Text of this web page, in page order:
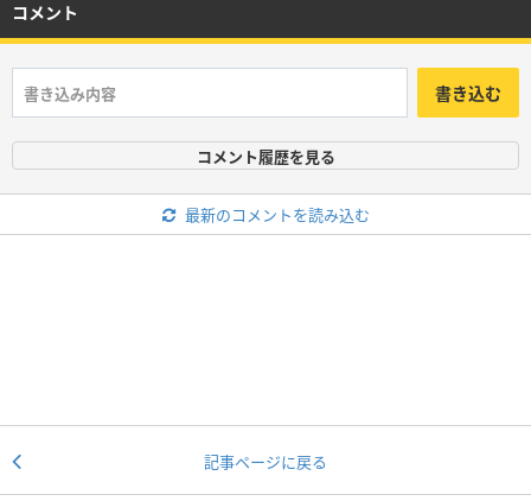
コメント
書き込む
コメント履歴を見る
最新のコメントを読み込む
記事ページに戻る